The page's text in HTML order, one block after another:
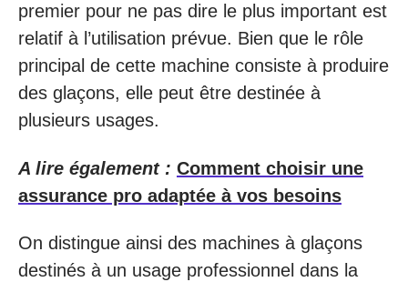
premier pour ne pas dire le plus important est
relatif à l’utilisation prévue. Bien que le rôle
principal de cette machine consiste à produire
des glaçons, elle peut être destinée à
plusieurs usages.
A lire également : Comment choisir une
assurance pro adaptée à vos besoins
On distingue ainsi des machines à glaçons
destinés à un usage professionnel dans la